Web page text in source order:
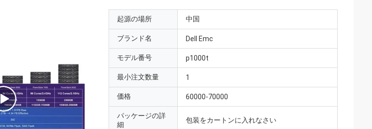
起源の場所 中国
ブランド名 Dell Emc
モデル番号 p1000t
最小注文数量 1
価格 60000-70000
パッケージの詳
細
包装をカートンに入れなさい